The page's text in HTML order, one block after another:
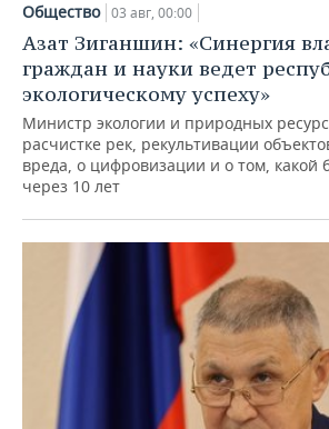
Общество 03 авг, 00:00
Азат Зиганшин: «Синергия
граждан и науки ведет
экологическому успеху»
Министр экологии и природных
расчистке рек, рекультивации
вреда, о цифровизации и о том, какой
через 10 лет